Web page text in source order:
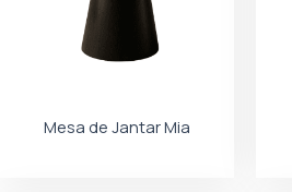
Mesa de Jantar Mia